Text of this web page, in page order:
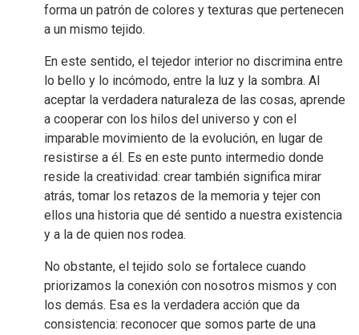
forma un patrón de colores y texturas que pertenecen
a un mismo tejido.
En este sentido, el tejedor interior no discrimina entre
lo bello y lo incómodo, entre la luz y la sombra. Al
aceptar la verdadera naturaleza de las cosas, aprende
a cooperar con los hilos del universo y con el
imparable movimiento de la evolución, en lugar de
resistirse a él. Es en este punto intermedio donde
reside la creatividad: crear también significa mirar
atrás, tomar los retazos de la memoria y tejer con
ellos una historia que dé sentido a nuestra existencia
y a la de quien nos rodea.
No obstante, el tejido solo se fortalece cuando
priorizamos la conexión con nosotros mismos y con
los demás. Esa es la verdadera acción que da
consistencia: reconocer que somos parte de una